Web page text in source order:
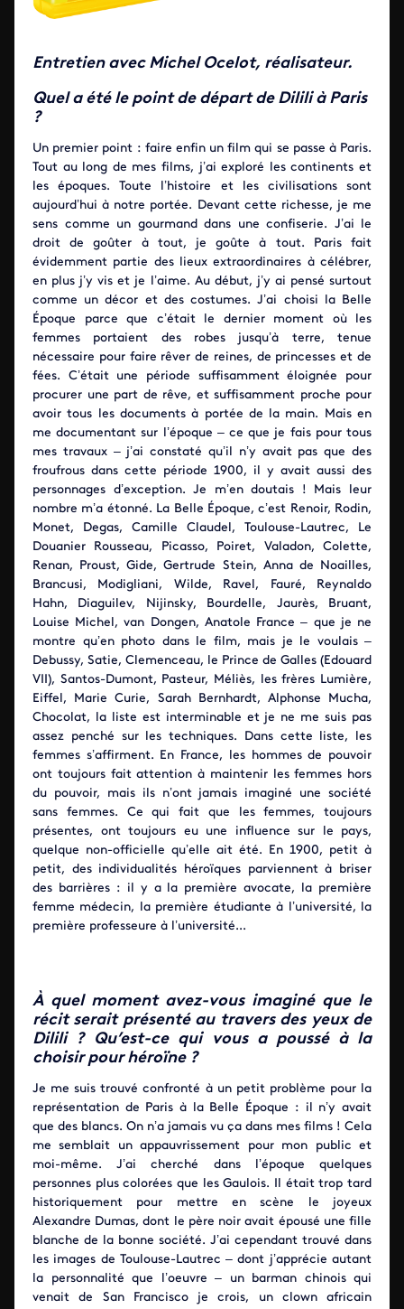
Entretien avec Michel Ocelot, réalisateur.
Quel a été le point de départ de Dilili à Paris
?
Un premier point : faire enfin un film qui se passe à Paris.
Tout au long de mes films, j’ai exploré les continents et
les époques. Toute l’histoire et les civilisations sont
aujourd’hui à notre portée. Devant cette richesse, je me
sens comme un gourmand dans une confiserie. J’ai le
droit de goûter à tout, je goûte à tout. Paris fait
évidemment partie des lieux extraordinaires à célébrer,
en plus j’y vis et je l’aime. Au début, j’y ai pensé surtout
comme un décor et des costumes. J’ai choisi la Belle
Époque parce que c’était le dernier moment où les
femmes portaient des robes jusqu’à terre, tenue
nécessaire pour faire rêver de reines, de princesses et de
fées. C’était une période suffisamment éloignée pour
procurer une part de rêve, et suffisamment proche pour
avoir tous les documents à portée de la main. Mais en
me documentant sur l’époque – ce que je fais pour tous
mes travaux – j’ai constaté qu’il n’y avait pas que des
froufrous dans cette période 1900, il y avait aussi des
personnages d’exception. Je m’en doutais ! Mais leur
nombre m’a étonné. La Belle Époque, c’est Renoir, Rodin,
Monet, Degas, Camille Claudel, Toulouse-Lautrec, Le
Douanier Rousseau, Picasso, Poiret, Valadon, Colette,
Renan, Proust, Gide, Gertrude Stein, Anna de Noailles,
Brancusi, Modigliani, Wilde, Ravel, Fauré, Reynaldo
Hahn, Diaguilev, Nijinsky, Bourdelle, Jaurès, Bruant,
Louise Michel, van Dongen, Anatole France – que je ne
montre qu’en photo dans le film, mais je le voulais –
Debussy, Satie, Clemenceau, le Prince de Galles (Edouard
VII), Santos-Dumont, Pasteur, Méliès, les frères Lumière,
Eiffel, Marie Curie, Sarah Bernhardt, Alphonse Mucha,
Chocolat, la liste est interminable et je ne me suis pas
assez penché sur les techniques. Dans cette liste, les
femmes s’affirment. En France, les hommes de pouvoir
ont toujours fait attention à maintenir les femmes hors
du pouvoir, mais ils n’ont jamais imaginé une société
sans femmes. Ce qui fait que les femmes, toujours
présentes, ont toujours eu une influence sur le pays,
quelque non-officielle qu’elle ait été. En 1900, petit à
petit, des individualités héroïques parviennent à briser
des barrières : il y a la première avocate, la première
femme médecin, la première étudiante à l’université, la
première professeure à l’université...
À quel moment avez-vous imaginé que le
récit serait présenté au travers des yeux de
Dilili ? Qu’est-ce qui vous a poussé à la
choisir pour héroïne ?
Je me suis trouvé confronté à un petit problème pour la
représentation de Paris à la Belle Époque : il n’y avait
que des blancs. On n’a jamais vu ça dans mes films ! Cela
me semblait un appauvrissement pour mon public et
moi-même. J’ai cherché dans l’époque quelques
personnes plus colorées que les Gaulois. Il était trop tard
historiquement pour mettre en scène le joyeux
Alexandre Dumas, dont le père noir avait épousé une fille
blanche de la bonne société. J’ai cependant trouvé dans
les images de Toulouse-Lautrec – dont j’apprécie autant
la personnalité que l’oeuvre – un barman chinois qui
venait de San Francisco je crois, un clown africain